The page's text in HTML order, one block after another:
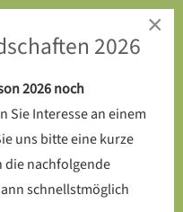
Toilette
Acker
×
2026
2026 noch
Sie Interesse an einem
uns bitte eine kurze
die nachfolgende
schnellstmöglich